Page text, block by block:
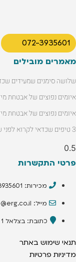
072-3935601
מאמרים מובילים
שלושה סימנים שמעידים
איומים נפוצים של אבטחת
איומים נפוצים של אבטחת
3 טיפים שכדאי לקרוא לפני שתבחרו שרת וירטואלי בענן
פרטי התקשרות
מכירות: 072-3935601
מייל: office@erg.co.il
כתובת: בצלאל 1 רמת גן
תנאי שימוש באתר
מדיניות פרטיות